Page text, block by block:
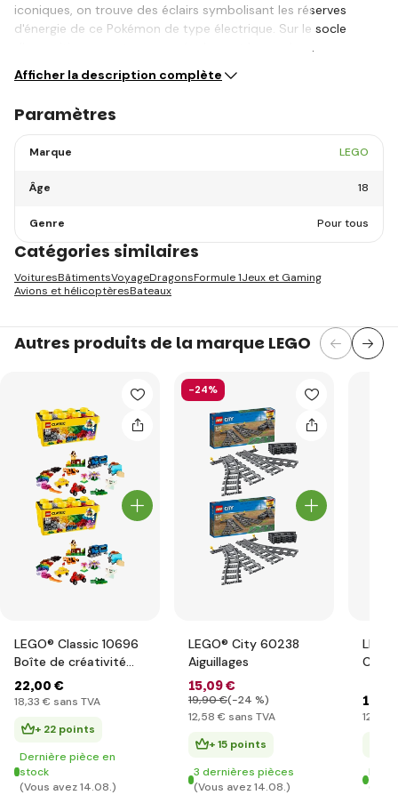
iconiques, on trouve des éclairs symbolisant les réserves
d'énergie de ce Pokémon de type électrique. Sur le socle
d'exposition, vous trouverez également le numéro…
Afficher la description complète
Paramètres
Marque LEGO
Âge 18
Genre Pour tous
Catégories similaires
VoituresBâtimentsVoyageDragonsFormule 1Jeux et Gaming
Avions et hélicoptèresBateaux
Autres produits de la marque LEGO
LEGO® Classic 10696
Boîte de créativité
moyenne LEGO®
22,00 €
18,33 € sans TVA
+ 22 points
Dernière pièce en
stock
(Vous avez 14.08.)
-24%
LEGO® City 60238
Aiguillages
15,09 €
19,90 €(-24 %)
12,58 € sans TVA
+ 15 points
3 dernières pièces
(Vous avez 14.08.)
14
12
En